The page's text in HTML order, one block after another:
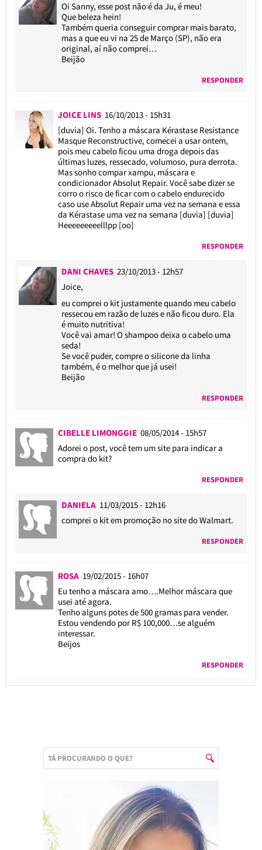
Oi Sanny, esse post não é da Ju, é meu!
Que beleza hein!
Também queria conseguir comprar mais barato,
mas a que eu vi na 25 de Março (SP), não era
original, aí não comprei…
Beijão
RESPONDER
JOICE LINS 16/10/2013 - 15h31
[duvia] Oi. Tenho a máscara Kérastase Resistance
Masque Reconstructive, comecei a usar ontem,
pois meu cabelo ficou uma droga depois das
últimas luzes, ressecado, volumoso, pura derrota.
Mas sonho compar xampu, máscara e
condicionador Absolut Repair. Você sabe dizer se
corro o risco de ficar com o cabelo endurecido
caso use Absolut Repair uma vez na semana e essa
da Kérastase uma vez na semana [duvia] [duvia]
Heeeeeeeeelllpp [oo]
RESPONDER
DANI CHAVES 23/10/2013 - 12h57
Joice,
eu comprei o kit justamente quando meu cabelo
ressecou em razão de luzes e não ficou duro. Ela
é muito nutritiva!
Você vai amar! O shampoo deixa o cabelo uma
seda!
Se você puder, compre o silicone da linha
também, é o melhor que já usei!
Beijão
RESPONDER
CIBELLE LIMONGGIE 08/05/2014 - 15h57
Adorei o post, você tem um site para indicar a
compra do kit?
RESPONDER
DANIELA 11/03/2015 - 12h16
comprei o kit em promoção no site do Walmart.
RESPONDER
ROSA 19/02/2015 - 16h07
Eu tenho a máscara amo….Melhor máscara que
usei até agora.
Tenho alguns potes de 500 gramas para vender.
Estou vendendo por R$ 100,000…se alguém
interessar.
Beijos
RESPONDER